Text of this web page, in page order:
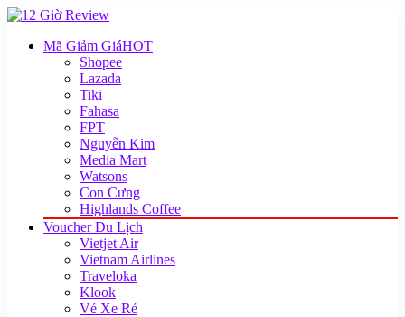
Mã Giảm GiáHOT
Shopee
Lazada
Tiki
Fahasa
FPT
Nguyễn Kim
Media Mart
Watsons
Con Cưng
Highlands Coffee
Voucher Du Lịch
Vietjet Air
Vietnam Airlines
Traveloka
Klook
Vé Xe Rẻ